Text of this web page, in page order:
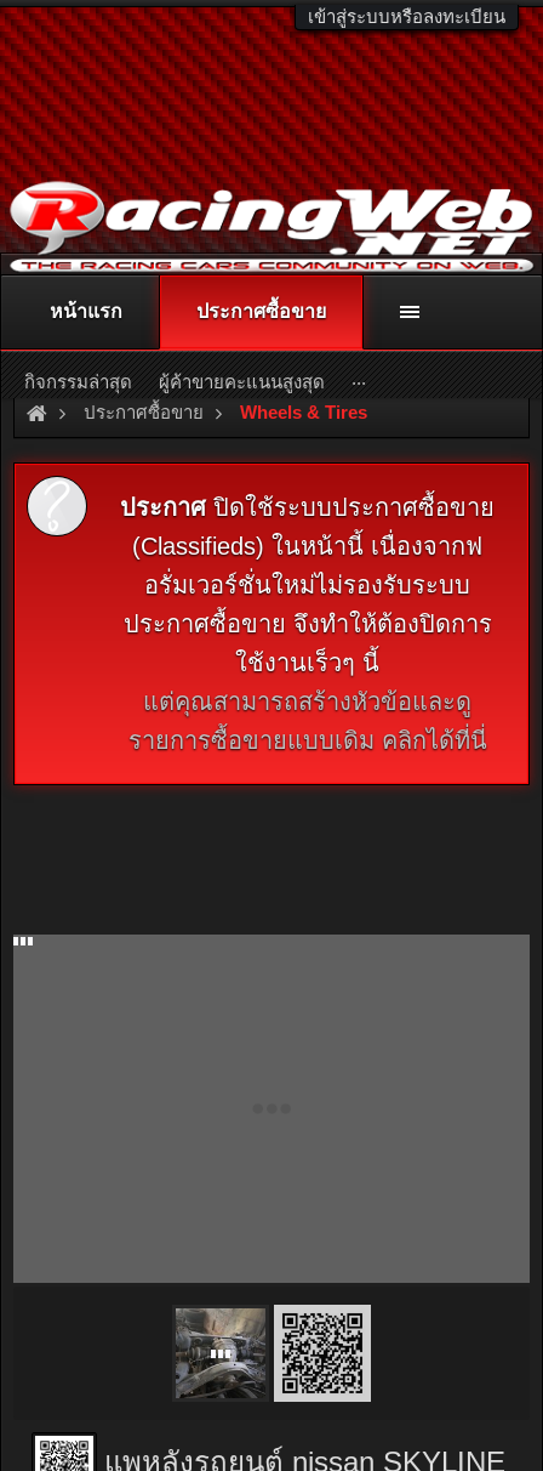
เข้าสู่ระบบหรือลงทะเบียน
ติดต่อลงโฆษณา racingweb@gmail.com
หรือโทร. 081-811-1138
หรืออ่านรายละเอียดเพิ่มเติม คลิกที่นี่
ประกาศซื้อขาย Wheels & Tires
ประกาศปิดใช้ระบบประกาศซื้อขาย
(Classifieds) ในหน้านี้ เนื่องจากฟ
อรั่มเวอร์ชั่นใหม่ไม่รองรับระบบ
ประกาศซื้อขาย จึงทำให้ต้องปิดการ
ใช้งานเร็วๆ นี้
แต่คุณสามารถสร้างหัวข้อและดู
รายการซื้อขายแบบเดิม คลิกได้ที่นี่
แพหลังรถยนต์ nissan SKYLINE
หน้าแรก ประกาศซื้อขาย
กิจกรรมล่าสุด ผู้ค้าขายคะแนนสูงสุด ...